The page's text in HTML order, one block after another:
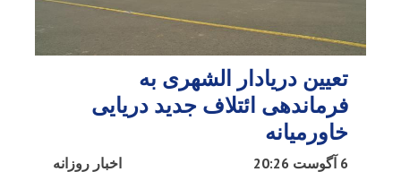
تعیین دریادار الشهری به
فرماندهی ائتلاف جدید دریایی
خاورمیانه
اخبار روزانه 6 آگوست 20:26